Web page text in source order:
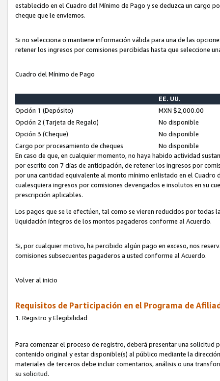
establecido en el Cuadro del Mínimo de Pago y se deduzca un cargo
cheque que le enviemos.
Si no selecciona o mantiene información válida para una de las
retener los ingresos por comisiones percibidas hasta que seleccione
Cuadro del Mínimo de Pago
EE. UU.
Opción 1 (Depósito)
MXN $2,000.00
Opción 2 (Tarjeta de Regalo)
No disponible
Opción 3 (Cheque)
No disponible
Cargo por procesamiento de cheques
No disponible
En caso de que, en cualquier momento, no haya habido actividad
por escrito con 7 días de anticipación, de retener los ingresos por
por una cantidad equivalente al monto mínimo enlistado en el
cualesquiera ingresos por comisiones devengados e insolutos en su
prescripción aplicables.
Los pagos que se le efectúen, tal como se vieren reducidos por todas
liquidación íntegros de los montos pagaderos conforme al Acuerdo.
Si, por cualquier motivo, ha percibido algún pago en exceso, nos
comisiones subsecuentes pagaderos a usted conforme al Acuerdo.
Volver al inicio
Requisitos de Participación en el Programa de
1. Registro y Elegibilidad
Para comenzar el proceso de registro, deberá presentar una solicitud
contenido original y estar disponible(s) al público mediante la
materiales de terceros debe incluir comentarios, análisis o una
su solicitud.